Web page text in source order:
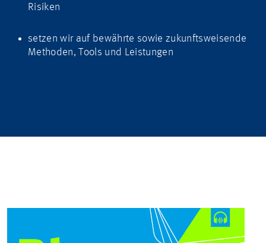
Risiken
setzen wir auf bewährte sowie zukunftsweisende
Methoden, Tools und Leistungen